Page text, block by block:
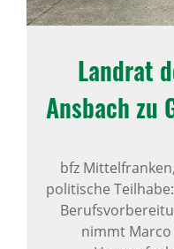
Landrat
Ansbach zu
bfz Mittelfranken,
politische
nimmt